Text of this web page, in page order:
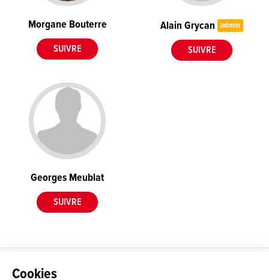
Cookies
Morgane Bouterre Alain Grycan admin
Georges Meublat
La plateforme Science(s)